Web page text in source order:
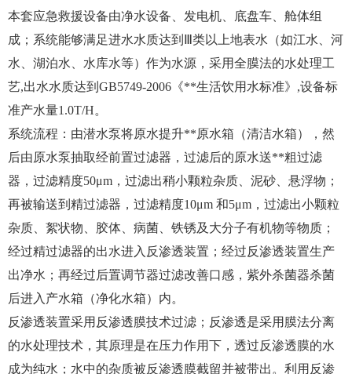
本套应急救援设备由净水设备、发电机、底盘车、舱体组
成；系统能够满足进水水质达到Ⅲ类以上地表水（如江水、河
水、湖泊水、水库水等）作为水源，采用全膜法的水处理工
艺,出水水质达到GB5749-2006《**生活饮用水标准》,设备标
准产水量1.0T/H。
系统流程：由潜水泵将原水提升**原水箱（清洁水箱），然
后由原水泵抽取经前置过滤器，过滤后的原水送**粗过滤
器，过滤精度50μm，过滤出稍小颗粒杂质、泥砂、悬浮物；
再被输送到精过滤器，过滤精度10μm 和5μm，过滤出小颗粒
杂质、絮状物、胶体、病菌、铁锈及大分子有机物等物质；
经过精过滤器的出水进入反渗透装置；经过反渗透装置生产
出净水；再经过后置调节器过滤改善口感，紫外杀菌器杀菌
后进入产水箱（净化水箱）内。
反渗透装置采用反渗透膜技术过滤；反渗透是采用膜法分离
的水处理技术，其原理是在压力作用下，透过反渗透膜的水
成为纯水；水中的杂质被反渗透膜截留并被带出。利用反渗